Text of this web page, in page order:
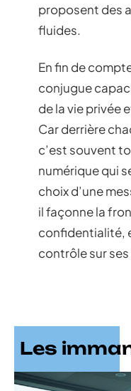
proposent des
fluides.
En fin de
conjugue
de la vie privée
Car derrière
c’est souvent
numérique qui
choix d’une
il façonne la
confidentialité,
contrôle sur
Les